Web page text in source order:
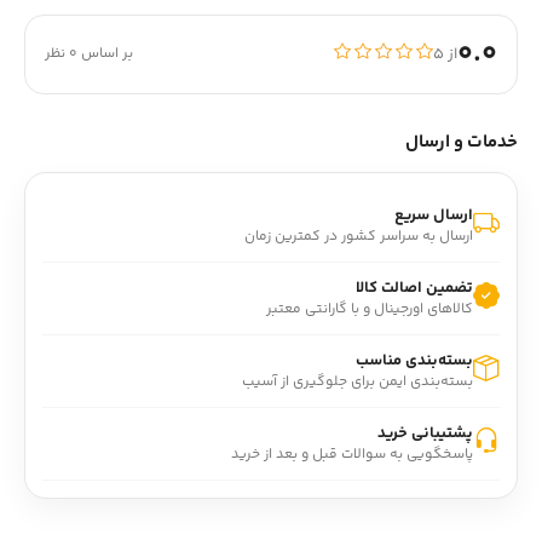
0.0از ۵ بر اساس 0 نظر
خدمات و ارسال
ارسال سریع
ارسال به سراسر کشور در کمترین زمان
تضمین اصالت کالا
کالاهای اورجینال و با گارانتی معتبر
بسته‌بندی مناسب
بسته‌بندی ایمن برای جلوگیری از آسیب
پشتیبانی خرید
پاسخگویی به سوالات قبل و بعد از خرید